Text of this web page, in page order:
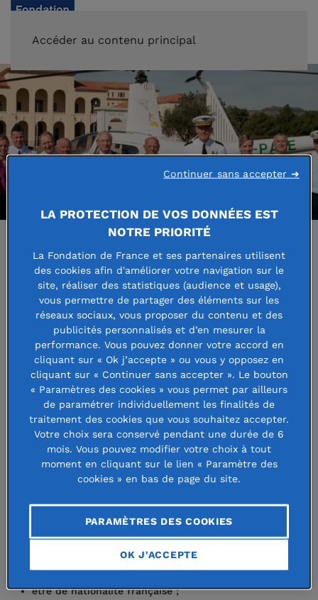
Accéder au contenu principal
Accueil Guide des bourses
Fondation Charles Mercier
8 septembre 2021
Fondation Charles Mercieraccorde chaque année des
"prix Saint-Exupéry" permettant à des jeunes de participer
Critères d’attribution :
être élève en classe de première ;
être de nationalité française ;
LA PROTECTION DE VOS DONNÉES EST
NOTRE PRIORITÉ
La Fondation de France et ses partenaires utilisent
des cookies afin d'améliorer votre navigation sur le
site, réaliser des statistiques (audience et usage),
vous permettre de partager des éléments sur les
réseaux sociaux, vous proposer du contenu et des
publicités personnalisés et d’en mesurer la
performance. Vous pouvez donner votre accord en
cliquant sur « Ok j’accepte » ou vous y opposez en
cliquant sur « Continuer sans accepter ». Le bouton
« Paramètres des cookies » vous permet par ailleurs
de paramétrer individuellement les finalités de
traitement des cookies que vous souhaitez accepter.
Votre choix sera conservé pendant une durée de 6
mois. Vous pouvez modifier votre choix à tout
moment en cliquant sur le lien « Paramètre des
cookies » en bas de page du site.
PARAMÈTRES DES COOKIES
OK J'ACCEPTE
Continuer sans accepter ➜